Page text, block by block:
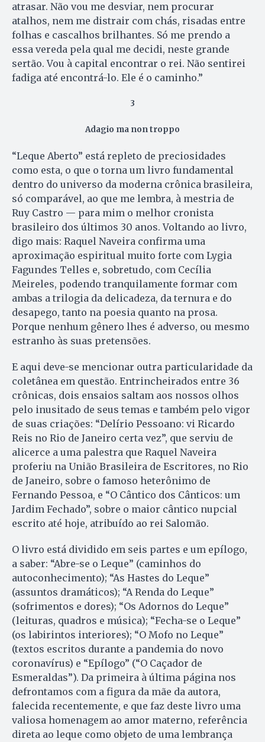
atrasar. Não vou me desviar, nem procurar
atalhos, nem me distrair com chás, risadas entre
folhas e cascalhos brilhantes. Só me prendo a
essa vereda pela qual me decidi, neste grande
sertão. Vou à capital encontrar o rei. Não sentirei
fadiga até encontrá-lo. Ele é o caminho.”
3
Adagio ma non troppo
“Leque Aberto” está repleto de preciosidades
como esta, o que o torna um livro fundamental
dentro do universo da moderna crônica brasileira,
só comparável, ao que me lembra, à mestria de
Ruy Castro — para mim o melhor cronista
brasileiro dos últimos 30 anos. Voltando ao livro,
digo mais: Raquel Naveira confirma uma
aproximação espiritual muito forte com Lygia
Fagundes Telles e, sobretudo, com Cecília
Meireles, podendo tranquilamente formar com
ambas a trilogia da delicadeza, da ternura e do
desapego, tanto na poesia quanto na prosa.
Porque nenhum gênero lhes é adverso, ou mesmo
estranho às suas pretensões.
E aqui deve-se mencionar outra particularidade da
coletânea em questão. Entrincheirados entre 36
crônicas, dois ensaios saltam aos nossos olhos
pelo inusitado de seus temas e também pelo vigor
de suas criações: “Delírio Pessoano: vi Ricardo
Reis no Rio de Janeiro certa vez”, que serviu de
alicerce a uma palestra que Raquel Naveira
proferiu na União Brasileira de Escritores, no Rio
de Janeiro, sobre o famoso heterônimo de
Fernando Pessoa, e “O Cântico dos Cânticos: um
Jardim Fechado”, sobre o maior cântico nupcial
escrito até hoje, atribuído ao rei Salomão.
O livro está dividido em seis partes e um epílogo,
a saber: “Abre-se o Leque” (caminhos do
autoconhecimento); “As Hastes do Leque”
(assuntos dramáticos); “A Renda do Leque”
(sofrimentos e dores); “Os Adornos do Leque”
(leituras, quadros e música); “Fecha-se o Leque”
(os labirintos interiores); “O Mofo no Leque”
(textos escritos durante a pandemia do novo
coronavírus) e “Epílogo” (“O Caçador de
Esmeraldas”). Da primeira à última página nos
defrontamos com a figura da mãe da autora,
falecida recentemente, e que faz deste livro uma
valiosa homenagem ao amor materno, referência
direta ao leque como objeto de uma lembrança